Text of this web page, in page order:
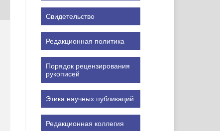
Свидетельство
Редакционная политика
Порядок рецензирования
рукописей
Этика научных публикаций
Редакционная коллегия